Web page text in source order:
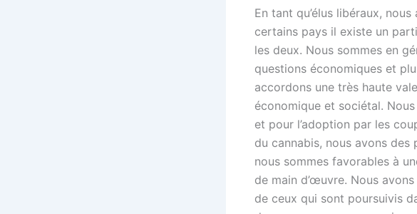
En tant qu’élus libéraux,
certains pays il existe un
les deux. Nous sommes en
questions économiques et
accordons une très haute
économique et sociétal.
et pour l’adoption par les
du cannabis, nous avons
nous sommes favorables à
de main d’œuvre. Nous
de ceux qui sont poursuivis